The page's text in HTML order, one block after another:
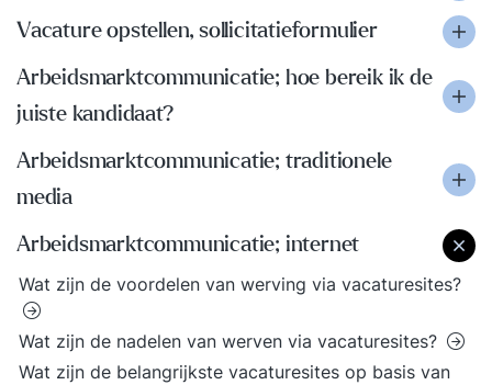
Vacature opstellen, sollicitatieformulier
Arbeidsmarktcommunicatie; hoe bereik ik de
juiste kandidaat?
Arbeidsmarktcommunicatie; traditionele
media
Arbeidsmarktcommunicatie; internet
Wat zijn de voordelen van werving via vacaturesites?
Wat zijn de nadelen van werven via vacaturesites?
Wat zijn de belangrijkste vacaturesites op basis van